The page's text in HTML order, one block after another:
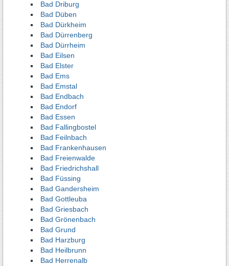
Bad Driburg
Bad Düben
Bad Dürkheim
Bad Dürrenberg
Bad Dürrheim
Bad Eilsen
Bad Elster
Bad Ems
Bad Emstal
Bad Endbach
Bad Endorf
Bad Essen
Bad Fallingbostel
Bad Feilnbach
Bad Frankenhausen
Bad Freienwalde
Bad Friedrichshall
Bad Füssing
Bad Gandersheim
Bad Gottleuba
Bad Griesbach
Bad Grönenbach
Bad Grund
Bad Harzburg
Bad Heilbrunn
Bad Herrenalb